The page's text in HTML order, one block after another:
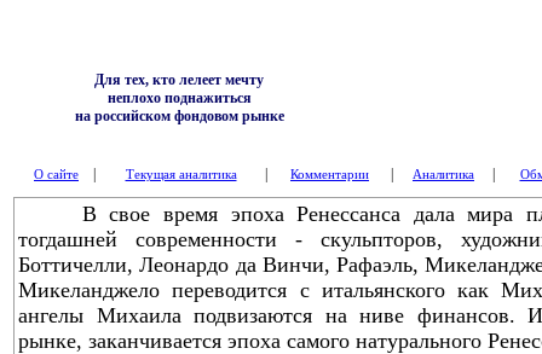
Для тех, кто лелеет мечту
неплохо поднажиться
на российском фондовом рынке
О сайте Текущая аналитика Комментарии Аналитика
В свое время эпоха Ренессанса дала мира
тогдашней современности - скульпторов,
Боттичелли, Леонардо да Винчи, Рафаэль,
Микеланджело переводится с итальянского как
ангелы Михаила подвизаются на ниве финансов.
рынке, заканчивается эпоха самого натурального